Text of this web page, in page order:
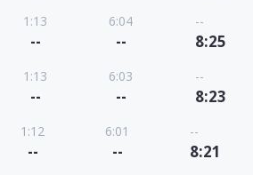
1:13
--
6:04
--
--
8:25
1:13
--
6:03
--
--
8:23
1:12
--
6:01
--
--
8:21